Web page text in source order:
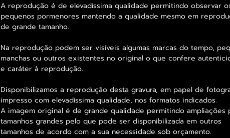
A reprodução é de elevadíssima qualidade permitindo observar
pequenos pormenores mantendo a qualidade mesmo em
de grande tamanho.
Na reprodução podem ser visíveis algumas marcas do tempo,
manchas ou outros existentes no original o que confere
e caráter à reprodução.
Disponibilizamos a reprodução desta gravura, em papel de
impresso com elevadíssima qualidade, nos formatos indicados.
A imagem original é de grande qualidade permitindo ampliações
tamanhos grandes pelo que pode ser disponibilizada em outros
tamanhos de acordo com a sua necessidade sob orçamento.